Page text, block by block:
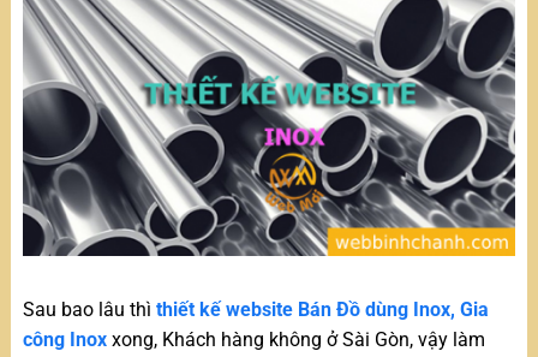
Sau bao lâu thì thiết kế website Bán Đồ dùng Inox, Gia
công Inoxxong, Khách hàng không ở Sài Gòn, vậy làm